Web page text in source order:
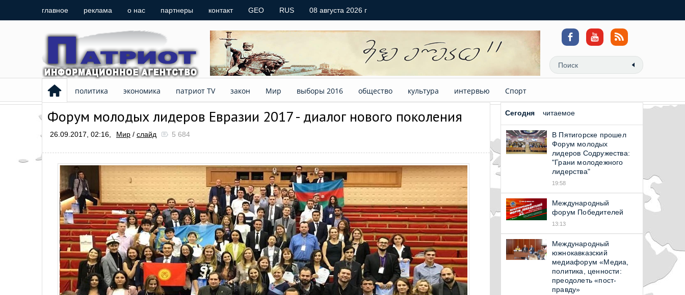
главное реклама о нас партнеры контакт GEO RUS 08 августа 2026 г
политика экономика патриот TV закон Мир выборы 2016 общество культура интервью Спорт
Форум молодых лидеров Евразии 2017 - диалог нового поколения
26.09.2017, 02:16, Мир / слайд 5 684
Сегодня читаемое
В Пятигорске прошел
Форум молодых
лидеров Содружества:
"Грани молодежного
лидерства"
19:58
Международный
форум Победителей
13:13
Международный
южнокавказский
медиафорум «Медиа,
политика, ценности:
преодолеть «пост-
правду»